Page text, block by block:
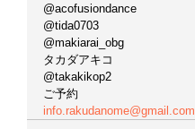
@acofusiondance
@tida0703
@makiarai_obg
タカダアキコ
@takakikop2
ご予約
info.rakudanome@gmail.com